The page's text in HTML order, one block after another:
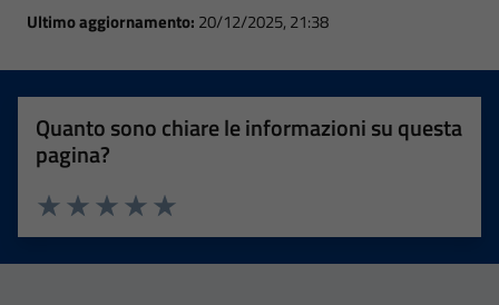
Ultimo aggiornamento: 20/12/2025, 21:38
Quanto sono chiare le informazioni su questa
pagina?
Valuta 5 stelle su 5
Valuta 4 stelle su 5
Valuta 3 stelle su 5
Valuta 2 stelle su 5
Valuta 1 stelle su 5